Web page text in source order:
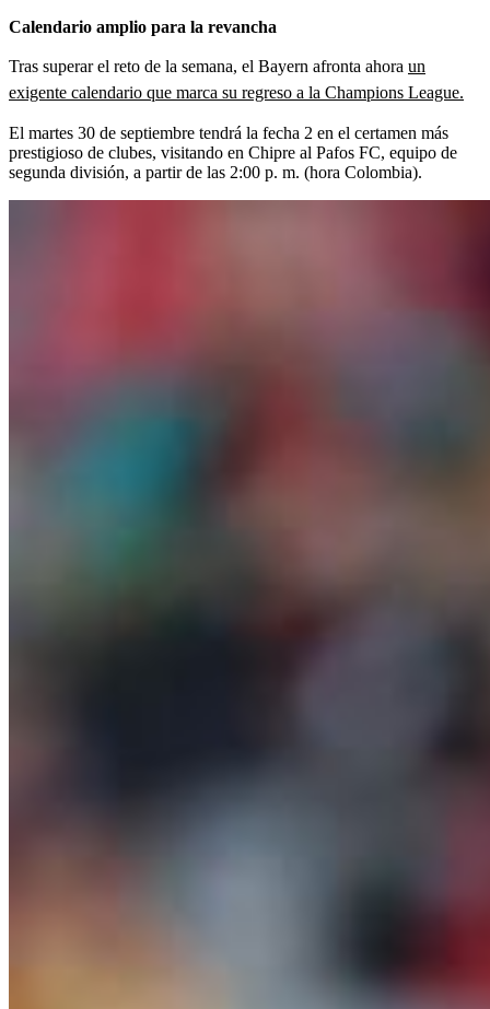
Calendario amplio para la revancha
Tras superar el reto de la semana, el Bayern afronta ahora un
exigente calendario que marca su regreso a la Champions League.
El martes 30 de septiembre tendrá la fecha 2 en el certamen más
prestigioso de clubes, visitando en Chipre al Pafos FC, equipo de
segunda división, a partir de las 2:00 p. m. (hora Colombia).